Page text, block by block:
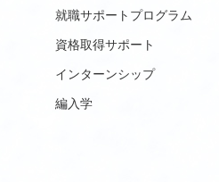
就職サポートプログラム
資格取得サポート
インターンシップ
編入学